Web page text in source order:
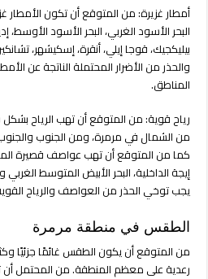
أمطار غزيرة: من المتوقع أن تكون الأمطار
البحر الأسود الغربي، البحر الأسود الأوسط،
بيليكجيك، قوجا إيلي، أنقرة، إسكيشهر،
والحذر من الأضرار المحتملة الناتجة عن
المناطق.
من الشمال في مرمرة، ومن الجنوب
كما من المتوقع أن تهب عواصف قصيرة
إيجة الداخلية، البحر الأبيض المتوسط
يجب توخي الحذر من العواصف والرياح
الطقس في منطقة مرمرة
من المتوقع أن يكون الطقس غائمًا جزئيًا
رعدية على معظم المنطقة. من المحتمل أن